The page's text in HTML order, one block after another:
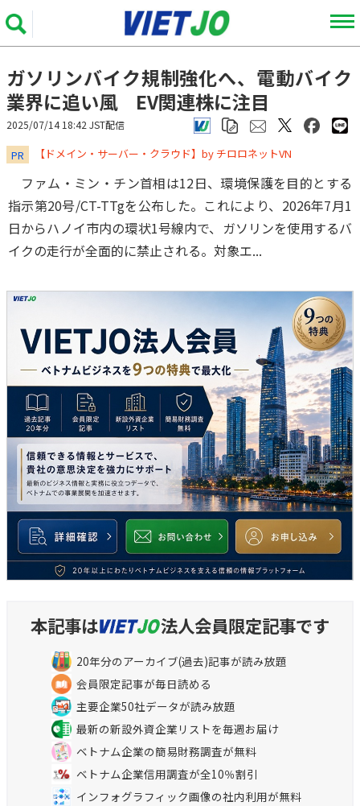
ガソリンバイク規制強化へ、電動バイク
業界に追い風 EV関連株に注目
2025/07/14 18:42 JST配信
PR ​​​​​​​【ドメイン・サーバー・クラウド】by チロロネットVN
ファム・ミン・チン首相は12日、環境保護を目的とする
指示第20号/CT-TTgを公布した。これにより、2026年7月1
日からハノイ市内の環状1号線内で、ガソリンを使用するバ
イクの走行が全面的に禁止される。対象エ...
本記事は 法人会員限定記事です
20年分のアーカイブ(過去)記事が読み放題
会員限定記事が毎日読める
主要企業50社データが読み放題
最新の新設外資企業リストを毎週お届け
ベトナム企業の簡易財務調査が無料
ベトナム企業信用調査が全10％割引
インフォグラフィック画像の社内利用が無料